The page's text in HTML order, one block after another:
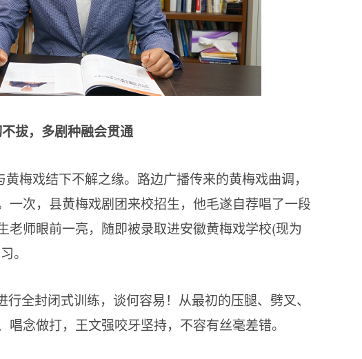
拔，多剧种融会贯通
梅戏结下不解之缘。路边广播传来的黄梅戏曲调，
一次，县黄梅戏剧团来校招生，他毛遂自荐唱了一段
老师眼前一亮，随即被录取进安徽黄梅戏学校(现为
。
全封闭式训练，谈何容易！从最初的压腿、劈叉、
念做打，王文强咬牙坚持，不容有丝毫差错。